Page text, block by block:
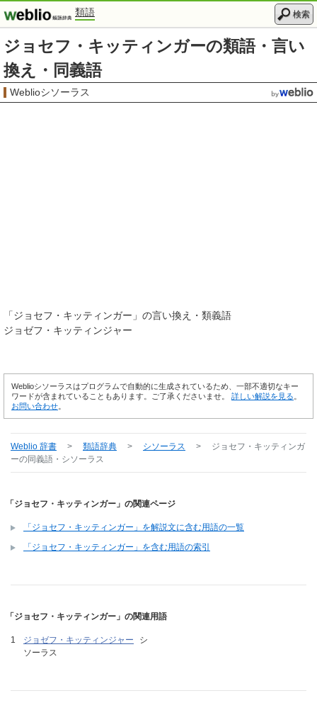
類語 検索
ジョセフ・キッティンガーの類語・言い
換え・同義語
Weblioシソーラス
「ジョセフ・キッティンガー 」の言い換え・類義語
ジョゼフ・キッティンジャー
Weblioシソーラスはプログラムで自動的に生成されているため、一部不適切なキー
ワードが含まれていることもあります。ご了承くださいませ。 詳しい解説を見る
お問い合わせ
Weblio 辞書 > 類語辞典 > シソーラス >
ジョセフ・キッティンガ
ーの同義語・シソーラス
「ジョセフ・キッティンガー」の関連ページ
「ジョセフ・キッティンガー」を解説文に含む用語の一覧
「ジョセフ・キッティンガー」を含む用語の索引
「ジョセフ・キッティンガー」の関連用語
ジョゼフ・キッティンジャー
シ
ソーラス